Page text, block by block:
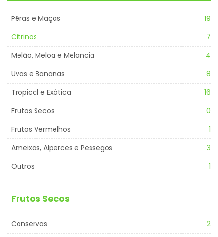
Pêras e Maças
19
Citrinos
7
Melão, Meloa e Melancia
4
Uvas e Bananas
8
Tropical e Exótica
16
Frutos Secos
0
Frutos Vermelhos
1
Ameixas, Alperces e Pessegos
3
Outros
1
Frutos Secos
Conservas
2